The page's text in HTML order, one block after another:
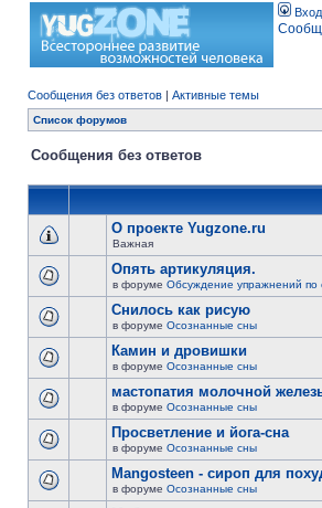
Вход
Сообщения без ответов | Активные темы
Список форумов
Сообщения без ответов
О проекте Yugzone.ru
Важная
Опять артикуляция.
в форуме Обсуждение упражнений по
Снилось как рисую
в форуме Осознанные сны
Камин и дровишки
в форуме Осознанные сны
мастопатия молочной
в форуме Осознанные сны
Просветление и йога-сна
в форуме Осознанные сны
Mangosteen - сироп для
в форуме Осознанные сны